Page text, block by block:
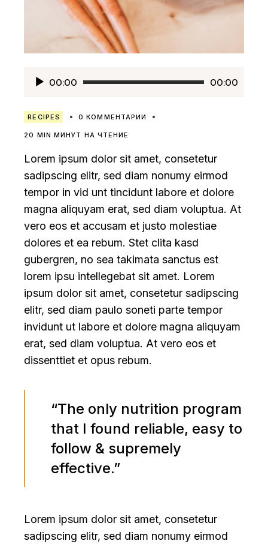
Аудиоплеер
00:00 00:00
RECIPES 0 КОММЕНТАРИИ
20 MIN МИНУТ НА ЧТЕНИЕ
Lorem ipsum dolor sit amet, consetetur
sadipscing elitr, sed diam nonumy eirmod
tempor in vid unt tincidunt labore et dolore
magna aliquyam erat, sed diam voluptua. At
vero eos et accusam et justo molestiae
dolores et ea rebum. Stet clita kasd
gubergren, no sea takimata sanctus est
lorem ipsu intellegebat sit amet. Lorem
ipsum dolor sit amet, consetetur sadipscing
elitr, sed diam paulo soneti parte tempor
invidunt ut labore et dolore magna aliquyam
erat, sed diam voluptua. At vero eos et
dissenttiet et opus rebum.
“The only nutrition program
that I found reliable, easy to
follow & supremely
effective.”
Lorem ipsum dolor sit amet, consetetur
sadipscing elitr, sed diam nonumy eirmod